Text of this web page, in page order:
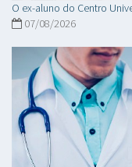
O ex-aluno do Centro
07/08/2026